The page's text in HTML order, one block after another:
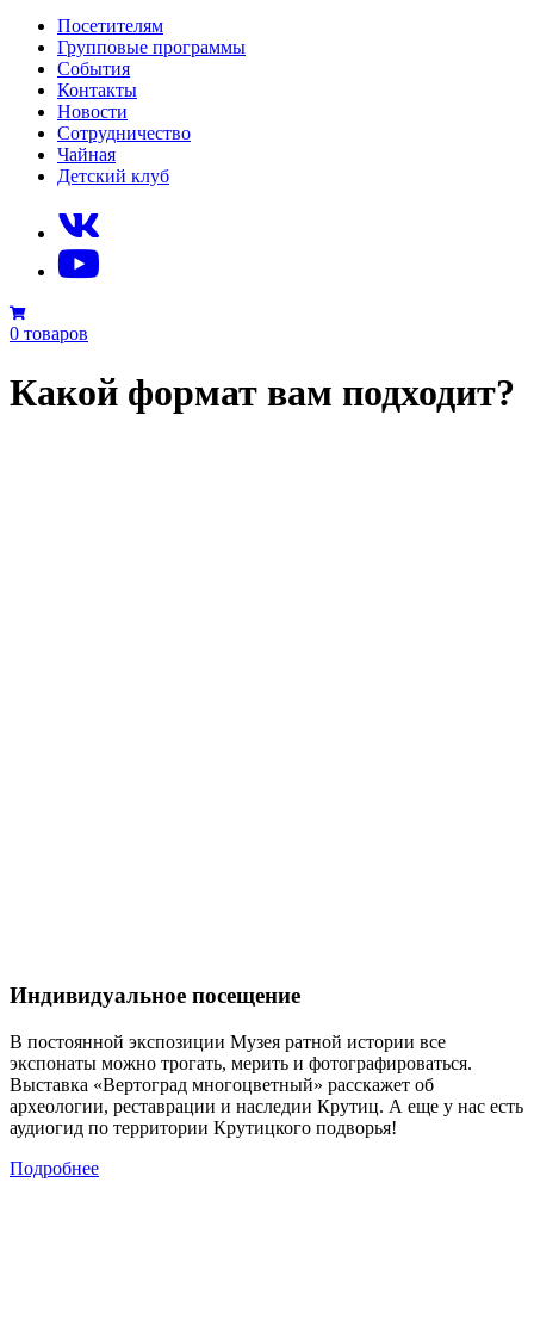
Посетителям
Групповые программы
События
Контакты
Новости
Сотрудничество
Чайная
Детский клуб
0 товаров
Какой формат вам подходит?
Индивидуальное посещение
В постоянной экспозиции Музея ратной истории все
экспонаты можно трогать, мерить и фотографироваться.
Выставка «Вертоград многоцветный» расскажет об
археологии, реставрации и наследии Крутиц. А еще у нас есть
аудиогид по территории Крутицкого подворья!
Подробнее